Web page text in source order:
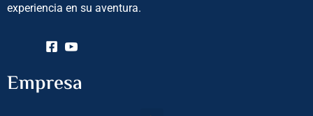
experiencia en su aventura.
Empresa